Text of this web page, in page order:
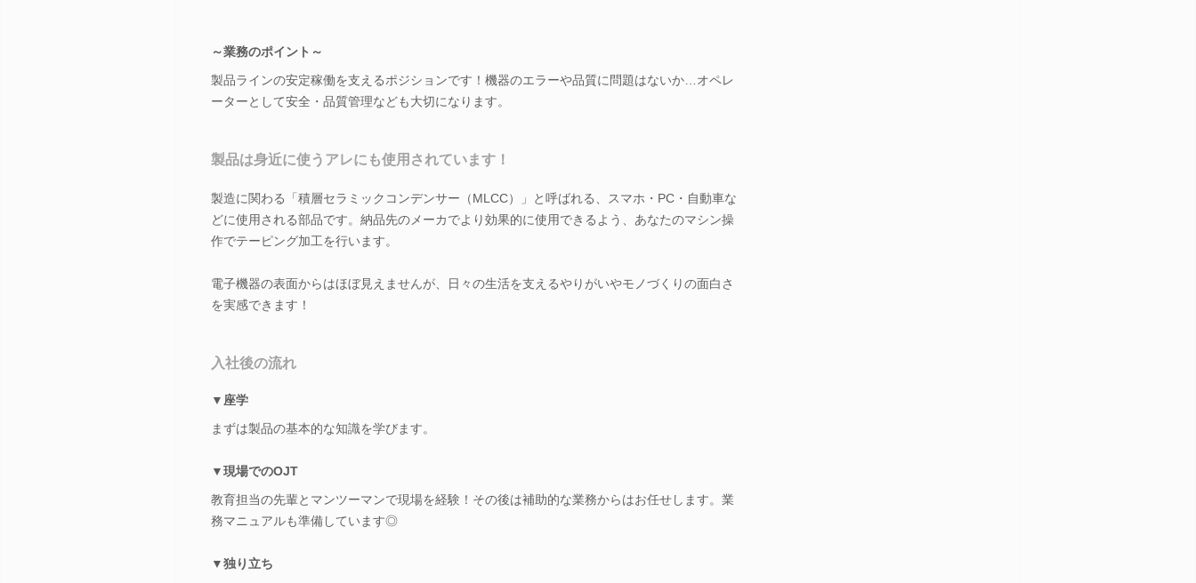
～業務のポイント～
製品ラインの安定稼働を支えるポジションです！機器のエラーや品質に問題はないか…オペレ
ーターとして安全・品質管理なども大切になります。
製品は身近に使うアレにも使用されています！
製造に関わる「積層セラミックコンデンサー（MLCC）」と呼ばれる、スマホ・PC・自動車な
どに使用される部品です。納品先のメーカでより効果的に使用できるよう、あなたのマシン操
作でテーピング加工を行います。
電子機器の表面からはほぼ見えませんが、日々の生活を支えるやりがいやモノづくりの面白さ
を実感できます！
入社後の流れ
▼座学
まずは製品の基本的な知識を学びます。
▼現場でのOJT
教育担当の先輩とマンツーマンで現場を経験！その後は補助的な業務からはお任せします。業
務マニュアルも準備しています◎
▼独り立ち